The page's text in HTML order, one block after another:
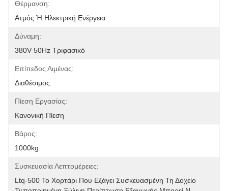
Θέρμανση:
Ατμός Ή Ηλεκτρική Ενέργεια
Δύναμη:
380V 50Hz Τριφασικό
Επίπεδος Λιμένας:
Διαθέσιμος
Πίεση Εργασίας:
Κανονική Πίεση
Βάρος:
1000kg
Συσκευασία Λεπτομέρειες:
Ltq-500 Το Χορτάρι Που Εξάγει Συσκευασμένη Τη Δοχείο